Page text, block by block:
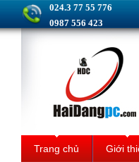
024.3 77 55 776
0987 556 423
Trang chủ Giới